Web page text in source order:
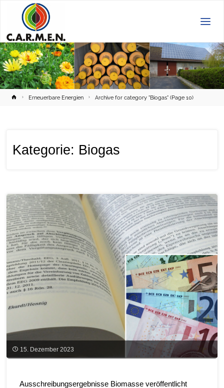
HomeErneuerbare Energien Archive for category "Biogas"(Page 10)
Kategorie: Biogas
15. Dezember 2023
Ausschreibungsergebnisse Biomasse veröffentlicht